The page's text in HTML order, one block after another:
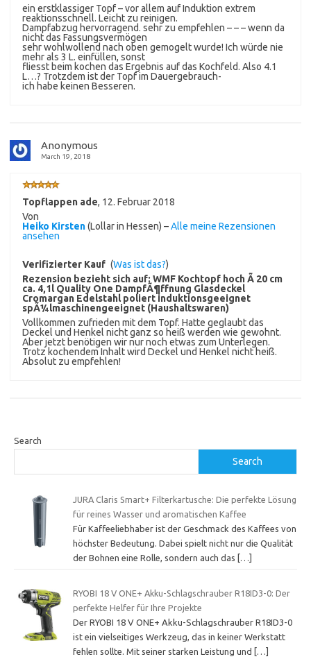
ein erstklassiger Topf – vor allem auf Induktion extrem
reaktionsschnell. Leicht zu reinigen.
Dampfabzug hervorragend. sehr zu empfehlen – – – wenn da
nicht das Fassungsvermögen
sehr wohlwollend nach oben gemogelt wurde! Ich würde nie
mehr als 3 L. einfüllen, sonst
fliesst beim kochen das Ergebnis auf das Kochfeld. Also 4.1
L…? Trotzdem ist der Topf im Dauergebrauch-
ich habe keinen Besseren.
Anonymous
March 19, 2018
Topflappen ade, 12. Februar 2018
Von
Heiko Kirsten(Lollar in Hessen) –Alle meine Rezensionen
ansehen
Verifizierter Kauf (Was ist das?)
Rezension bezieht sich auf: WMF Kochtopf hoch Ã 20 cm
ca. 4,1l Quality One DampfÃ¶ffnung Glasdeckel
Cromargan Edelstahl poliert induktionsgeeignet
spÃ¼lmaschinengeeignet (Haushaltswaren)
Vollkommen zufrieden mit dem Topf. Hatte geglaubt das
Deckel und Henkel nicht ganz so heiß werden wie gewohnt.
Aber jetzt benötigen wir nur noch etwas zum Unterlegen.
Trotz kochendem Inhalt wird Deckel und Henkel nicht heiß.
Absolut zu empfehlen!
Search
Search
JURA Claris Smart+ Filterkartusche: Die perfekte Lösung
für reines Wasser und aromatischen Kaffee
Für Kaffeeliebhaber ist der Geschmack des Kaffees von
höchster Bedeutung. Dabei spielt nicht nur die Qualität
der Bohnen eine Rolle, sondern auch das
[…]
RYOBI 18 V ONE+ Akku-Schlagschrauber R18ID3-0: Der
perfekte Helfer für Ihre Projekte
Der RYOBI 18 V ONE+ Akku-Schlagschrauber R18ID3-0
ist ein vielseitiges Werkzeug, das in keiner Werkstatt
fehlen sollte. Mit seiner starken Leistung und
[…]